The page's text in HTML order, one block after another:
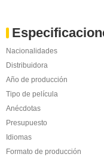
Nacionalidades
Distribuidora
Año de producción
Tipo de película
Anécdotas
Presupuesto
Idiomas
Formato de producción